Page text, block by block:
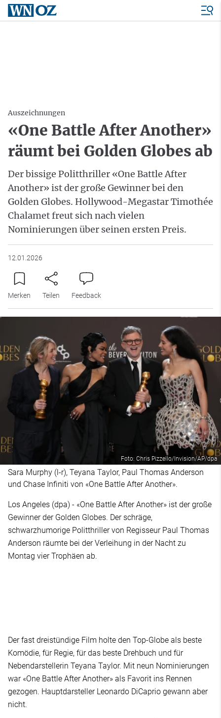
Auszeichnungen
«One Battle After Another»
räumt bei Golden Globes ab
Der bissige Politthriller «One Battle After
Another» ist der große Gewinner bei den
Golden Globes. Hollywood-Megastar Timothée
Chalamet freut sich nach vielen
Nominierungen über seinen ersten Preis.
12.01.2026
Merken Teilen Feedback
Foto: Chris Pizzello/Invision/AP/dpa
Sara Murphy (l-r), Teyana Taylor, Paul Thomas Anderson
und Chase Infiniti von «One Battle After Another».
Los Angeles (dpa) - «One Battle After Another» ist der große
Gewinner der Golden Globes. Der schräge,
schwarzhumorige Politthriller von Regisseur Paul Thomas
Anderson räumte bei der Verleihung in der Nacht zu
Montag vier Trophäen ab.
Der fast dreistündige Film holte den Top-Globe als beste
Komödie, für Regie, für das beste Drehbuch und für
Nebendarstellerin Teyana Taylor. Mit neun Nominierungen
war «One Battle After Another» als Favorit ins Rennen
gezogen. Hauptdarsteller Leonardo DiCaprio gewann aber
nicht.